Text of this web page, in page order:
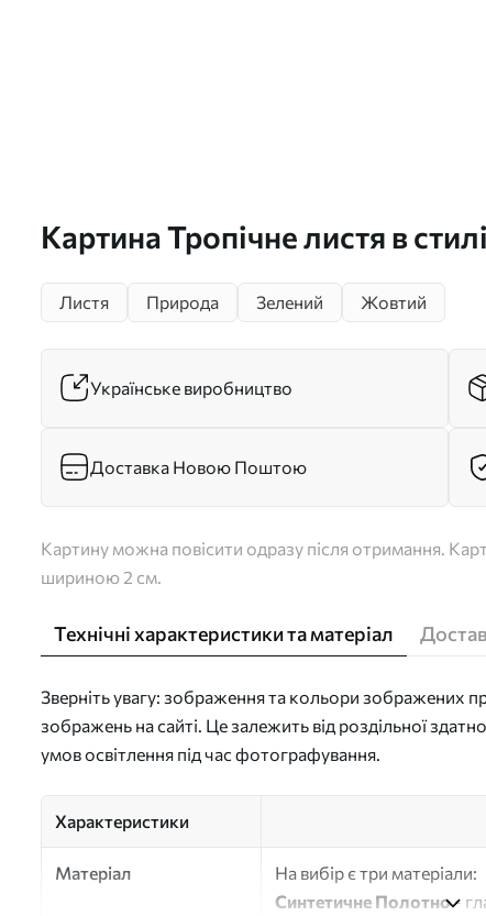
Картина Тропічне листя в
Листя Природа Зелений Жовтий
Українське виробництво
Доставка Новою Поштою
Картину можна повісити одразу після отримання.
шириною 2 см.
Технічні характеристики та матеріал
Зверніть увагу: зображення та кольори зображених
зображень на сайті. Це залежить від роздільної
умов освітлення під час фотографування.
Характеристики
Матеріал
На вибір є три матеріали:
Синтетичне Полотно-